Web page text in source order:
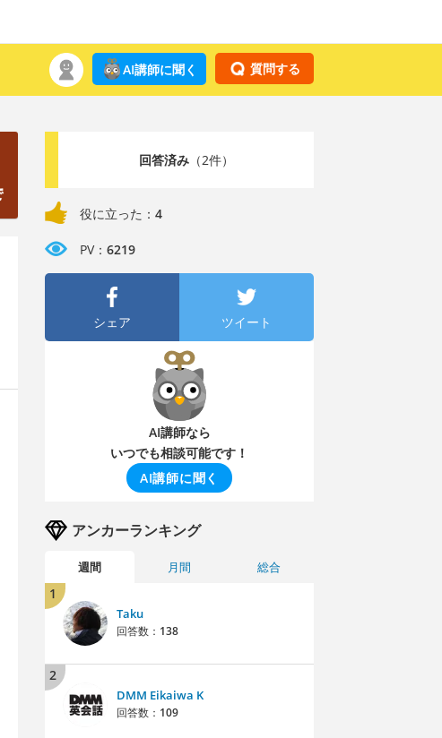
質問する
AI講師に聞く
回答済み（2件）
役に立った： 4
PV： 6219
シェア ツイート
AI講師なら
いつでも相談可能です！
AI講師に聞く
アンカーランキング
週間 月間 総合
1
Taku
回答数： 138
2
DMM Eikaiwa K
回答数： 109